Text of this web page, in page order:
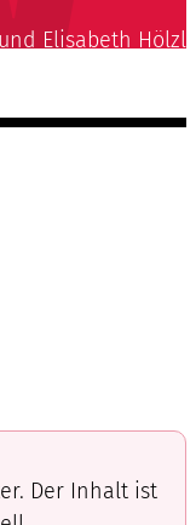
Elisabeth Hölzl
Der Inhalt ist